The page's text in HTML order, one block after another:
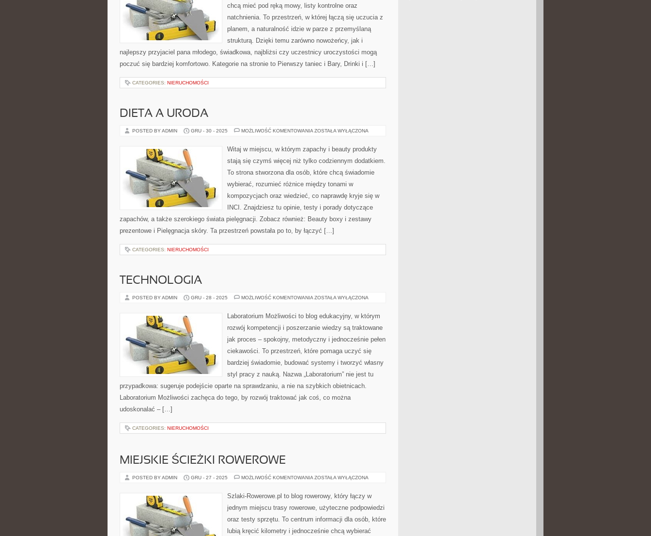
chcą mieć pod ręką mowy, listy kontrolne oraz
natchnienia. To przestrzeń, w której łączą się uczucia z
planem, a naturalność idzie w parze z przemyślaną
strukturą. Dzięki temu zarówno nowożeńcy, jak i
najlepszy przyjaciel pana młodego, świadkowa, najbliżsi czy uczestnicy uroczystości mogą
poczuć się bardziej komfortowo. Kategorie na stronie to Pierwszy taniec i Bary, Drinki i […]
CATEGORIES: NIERUCHOMOŚCI
DIETA A URODA
POSTED BY ADMIN GRU - 30 - 2025 MOŻLIWOŚĆ KOMENTOWANIA DIETA
ZOSTAŁA WYŁĄCZONA
Witaj w miejscu, w którym zapachy i beauty produkty
stają się czymś więcej niż tylko codziennym dodatkiem.
To strona stworzona dla osób, które chcą świadomie
wybierać, rozumieć różnice między tonami w
kompozycjach oraz wiedzieć, co naprawdę kryje się w
INCI. Znajdziesz tu opinie, testy i porady dotyczące
zapachów, a także szerokiego świata pielęgnacji. Zobacz również: Beauty boxy i zestawy
prezentowe i Pielęgnacja skóry. Ta przestrzeń powstała po to, by łączyć […]
CATEGORIES: NIERUCHOMOŚCI
TECHNOLOGIA
POSTED BY ADMIN GRU - 28 - 2025 MOŻLIWOŚĆ KOMENTOWANIA TECHNOLOGIA
ZOSTAŁA WYŁĄCZONA
Laboratorium Możliwości to blog edukacyjny, w którym
rozwój kompetencji i poszerzanie wiedzy są traktowane
jak proces – spokojny, metodyczny i jednocześnie pełen
ciekawości. To przestrzeń, które pomaga uczyć się
bardziej świadomie, budować systemy i tworzyć własny
styl pracy z nauką. Nazwa „Laboratorium” nie jest tu
przypadkowa: sugeruje podejście oparte na sprawdzaniu, a nie na szybkich obietnicach.
Laboratorium Możliwości zachęca do tego, by rozwój traktować jak coś, co można
udoskonalać – […]
CATEGORIES: NIERUCHOMOŚCI
MIEJSKIE ŚCIEŻKI ROWEROWE
POSTED BY ADMIN GRU - 27 - 2025 MOŻLIWOŚĆ KOMENTOWANIA MIEJSKIE
ZOSTAŁA WYŁĄCZONA
Szlaki-Rowerowe.pl to blog rowerowy, który łączy w
jednym miejscu trasy rowerowe, użyteczne podpowiedzi
oraz testy sprzętu. To centrum informacji dla osób, które
lubią kręcić kilometry i jednocześnie chcą wybierać